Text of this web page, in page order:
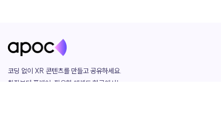
코딩 없이 XR 콘텐츠를 만들고 공유하세요.
창작부터 플레이, 필요한 애셋도 한곳에서!